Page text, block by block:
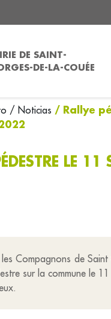
DE SAINT-
DE-LA-COUÉE
/ Noticias / Rallye
LE 11
Compagnons de
sur la commune le